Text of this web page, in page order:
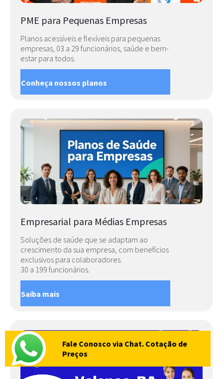
PME para Pequenas Empresas
Planos acessíveis e flexíveis para pequenas
empresas, 03 a 29 funcionários, saúde e bem-
estar para todos.
Conheça nossos planos
Empresarial para Médias Empresas
Soluções de saúde que se adaptam ao
crescimento da sua empresa, com benefícios
exclusivos para colaboradores.
30 a 199 funcionários.
Saiba mais
Fale Conosco via Chat. Cotação de
Preços